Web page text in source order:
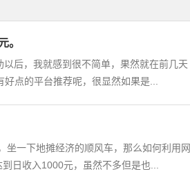
。
后，我就感到很不简单，果然就在前几天
点的平台推荐呢，很显然如果是...
一下地摊经济的顺风车，那么如何利用网
日收入1000元，虽然不多但是也...